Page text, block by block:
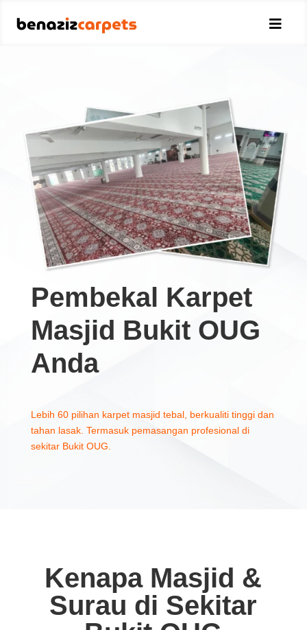

Pembekal Karpet
Masjid Bukit OUG
Anda
Lebih 60 pilihan karpet masjid tebal, berkualiti tinggi dan
tahan lasak. Termasuk pemasangan profesional di
sekitar Bukit OUG.
Kenapa Masjid &
Surau di Sekitar